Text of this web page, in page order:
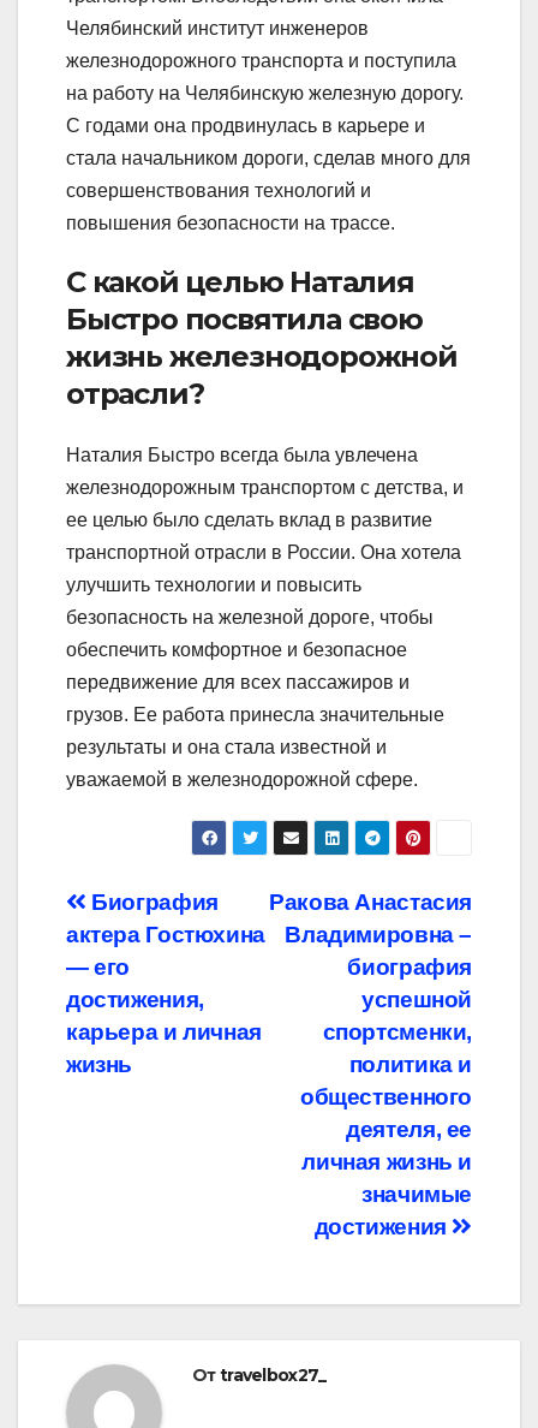
Челябинский институт инженеров
железнодорожного транспорта и поступила
на работу на Челябинскую железную дорогу.
С годами она продвинулась в карьере и
стала начальником дороги, сделав много для
совершенствования технологий и
повышения безопасности на трассе.
С какой целью Наталия
Быстро посвятила свою
жизнь железнодорожной
отрасли?
Наталия Быстро всегда была увлечена
железнодорожным транспортом с детства, и
ее целью было сделать вклад в развитие
транспортной отрасли в России. Она хотела
улучшить технологии и повысить
безопасность на железной дороге, чтобы
обеспечить комфортное и безопасное
передвижение для всех пассажиров и
грузов. Ее работа принесла значительные
результаты и она стала известной и
уважаемой в железнодорожной сфере.
Навигация
по
записям
Ракова Анастасия
Владимировна –
биография
успешной
спортсменки,
политика и
общественного
деятеля, ее
личная жизнь и
значимые
достижения
Биография
актера Гостюхина
— его
достижения,
карьера и личная
жизнь
Отtravelbox27_